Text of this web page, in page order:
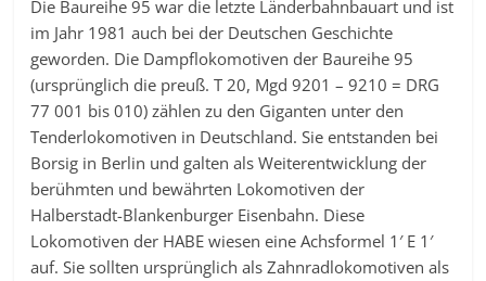
Die Baureihe 95 war die letzte Länderbahnbauart und ist
im Jahr 1981 auch bei der Deutschen Geschichte
geworden. Die Dampflokomotiven der Baureihe 95
(ursprünglich die preuß. T 20, Mgd 9201 – 9210 = DRG
77 001 bis 010) zählen zu den Giganten unter den
Tenderlokomotiven in Deutschland. Sie entstanden bei
Borsig in Berlin und galten als Weiterentwicklung der
berühmten und bewährten Lokomotiven der
Halberstadt-Blankenburger Eisenbahn. Diese
Lokomotiven der HABE wiesen eine Achsformel 1′ E 1′
auf. Sie sollten ursprünglich als Zahnradlokomotiven als